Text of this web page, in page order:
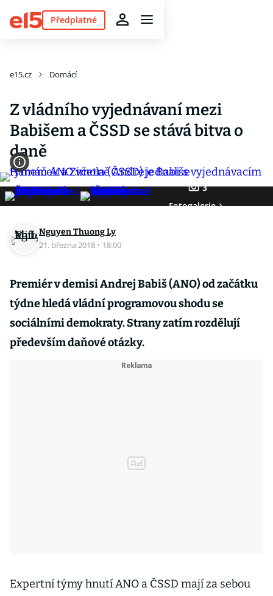
Předplatné
e15.cz Domácí
Z vládního vyjednávaní mezi
Babišem a ČSSD se stává bitva o
daně
3
Fotogalerie
Nguyen Thuong Ly
21. března 2018 · 18:00
Premiér v demisi Andrej Babiš (ANO) od začátku
týdne hledá vládní programovou shodu se
sociálními demokraty. Strany zatím rozdělují
především daňové otázky.
Expertní týmy hnutí ANO a ČSSD mají za sebou